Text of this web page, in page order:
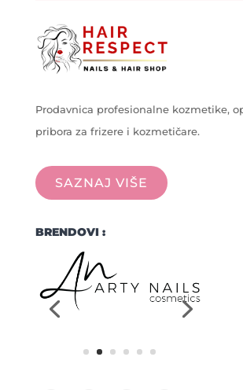
Prodavnica profesionalne kozmetike,
pribora za frizere i kozmetičare.
SAZNAJ VIŠE
BRENDOVI :